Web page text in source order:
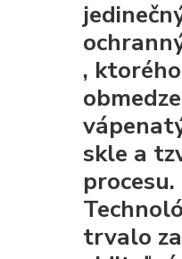
,
skle a
trvalo